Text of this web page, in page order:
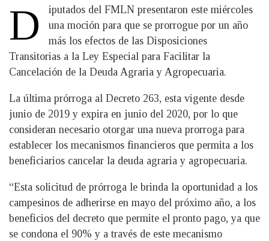
D
iputados del FMLN presentaron este miércoles
una moción para que se prorrogue por un año
más los efectos de las Disposiciones
Transitorias a la Ley Especial para Facilitar la
Cancelación de la Deuda Agraria y Agropecuaria.
La última prórroga al Decreto 263, esta vigente desde
junio de 2019 y expira en junio del 2020, por lo que
consideran necesario otorgar una nueva prorroga para
establecer los mecanismos financieros que permita a los
beneficiarios cancelar la deuda agraria y agropecuaria.
“Esta solicitud de prórroga le brinda la oportunidad a los
campesinos de adherirse en mayo del próximo año, a los
beneficios del decreto que permite el pronto pago, ya que
se condona el 90% y a través de este mecanismo